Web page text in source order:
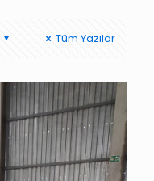
Tüm Yazılar